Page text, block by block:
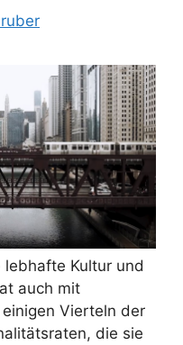
Kultur und
auch mit
Vierteln der
die sie